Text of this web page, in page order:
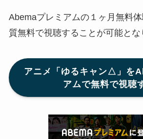
Abemaプレミアムの１ヶ月無料
質無料で視聴することが可能とな
アニメ「ゆるキャン△」を
アムで無料で視聴